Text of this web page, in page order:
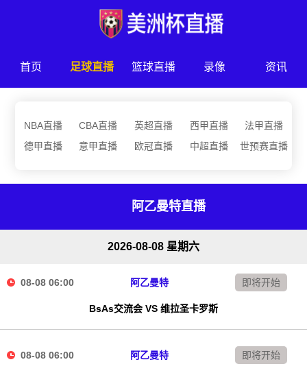
首页 足球直播 篮球直播 录像 资讯
NBA直播 CBA直播 英超直播 西甲直播
法甲直播
德甲直播
意甲直播 欧冠直播 中超直播 世预赛直播
阿乙曼特直播
2026-08-08 星期六
08-08 06:00 阿乙曼特
BsAs交流会 VS 维拉圣卡罗斯
即将开始
08-08 06:00 阿乙曼特 即将开始